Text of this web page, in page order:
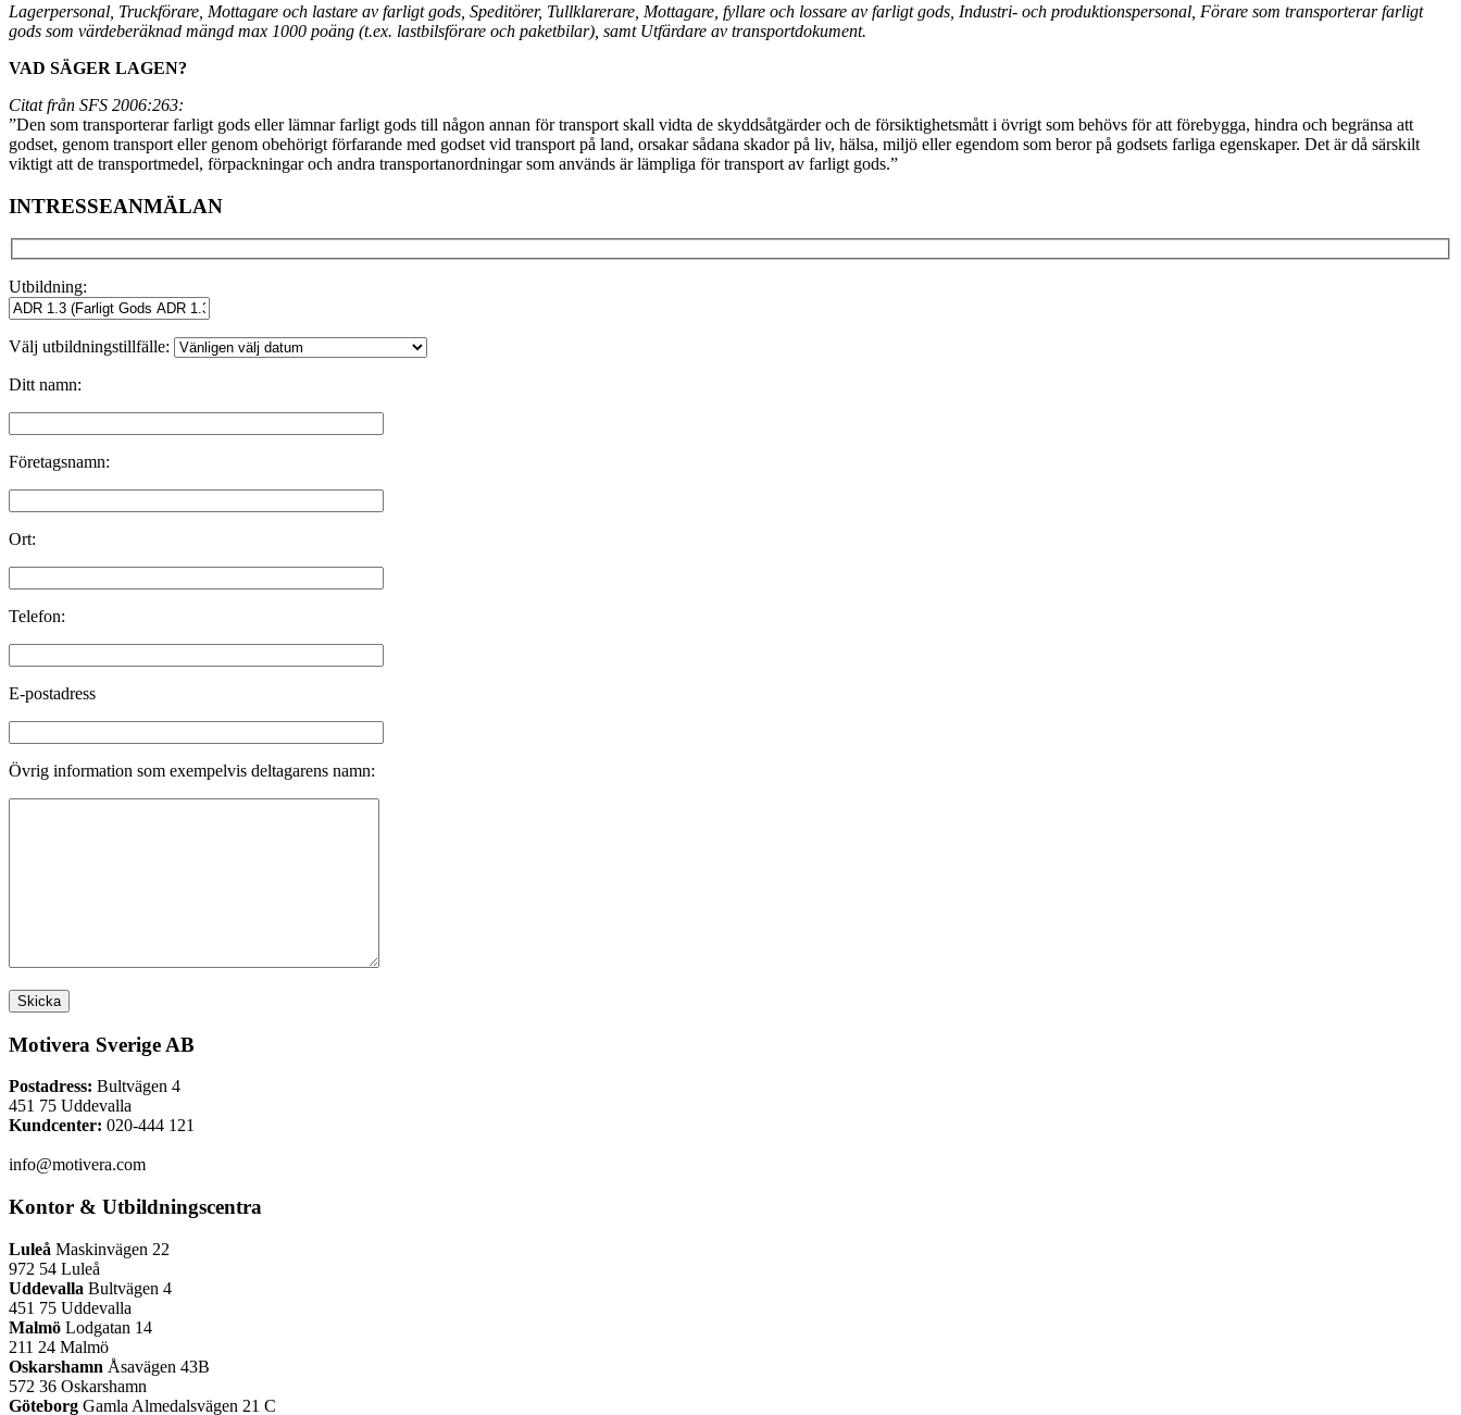
Lagerpersonal, Truckförare, Mottagare och lastare av farligt gods, Speditörer, Tullklarerare, Mottagare, fyllare och lossare av farligt gods, Industri- och produktionspersonal, Förare som transporterar farligt
gods som värdeberäknad mängd max 1000 poäng (t.ex. lastbilsförare och paketbilar), samt Utfärdare av transportdokument.
VAD SÄGER LAGEN?
Citat från SFS 2006:263:
”Den som transporterar farligt gods eller lämnar farligt gods till någon annan för transport skall vidta de skyddsåtgärder och de försiktighetsmått i övrigt som behövs för att förebygga, hindra och begränsa att
godset, genom transport eller genom obehörigt förfarande med godset vid transport på land, orsakar sådana skador på liv, hälsa, miljö eller egendom som beror på godsets farliga egenskaper. Det är då särskilt
viktigt att de transportmedel, förpackningar och andra transportanordningar som används är lämpliga för transport av farligt gods.”
INTRESSEANMÄLAN
Utbildning:
Välj utbildningstillfälle:
Ditt namn:
Företagsnamn:
Ort:
Telefon:
E-postadress
Övrig information som exempelvis deltagarens namn:
Motivera Sverige AB
Postadress: Bultvägen 4
451 75 Uddevalla
Kundcenter: 020-444 121
info@motivera.com
Kontor & Utbildningscentra
Luleå Maskinvägen 22
972 54 Luleå
Uddevalla Bultvägen 4
451 75 Uddevalla
Malmö Lodgatan 14
211 24 Malmö
Oskarshamn Åsavägen 43B
572 36 Oskarshamn
Göteborg Gamla Almedalsvägen 21 C